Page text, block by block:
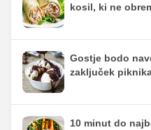
kosil, ki ne
Gostje bodo
zaključek
10 minut do